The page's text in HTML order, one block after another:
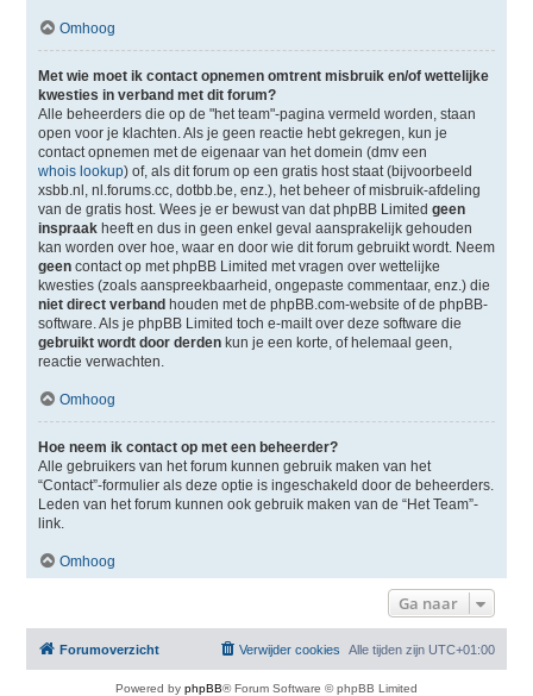
Omhoog
Met wie moet ik contact opnemen omtrent misbruik en/of wettelijke
kwesties in verband met dit forum?
Alle beheerders die op de "het team"-pagina vermeld worden, staan
open voor je klachten. Als je geen reactie hebt gekregen, kun je
contact opnemen met de eigenaar van het domein (dmv een
whois lookup) of, als dit forum op een gratis host staat (bijvoorbeeld
xsbb.nl, nl.forums.cc, dotbb.be, enz.), het beheer of misbruik-afdeling
van de gratis host. Wees je er bewust van dat phpBB Limited geen
inspraakheeft en dus in geen enkel geval aansprakelijk gehouden
kan worden over hoe, waar en door wie dit forum gebruikt wordt. Neem
geencontact op met phpBB Limited met vragen over wettelijke
kwesties (zoals aanspreekbaarheid, ongepaste commentaar, enz.) die
niet direct verband houden met de phpBB.com-website of de phpBB-
software. Als je phpBB Limited toch e-mailt over deze software die
gebruikt wordt door derdenkun je een korte, of helemaal geen,
reactie verwachten.
Omhoog
Hoe neem ik contact op met een beheerder?
Alle gebruikers van het forum kunnen gebruik maken van het
“Contact”-formulier als deze optie is ingeschakeld door de beheerders.
Leden van het forum kunnen ook gebruik maken van de “Het Team”-
link.
Omhoog
Ga naar
Forumoverzicht Alle tijden zijn UTC+01:00
Verwijder cookies
Powered by phpBB® Forum Software © phpBB Limited